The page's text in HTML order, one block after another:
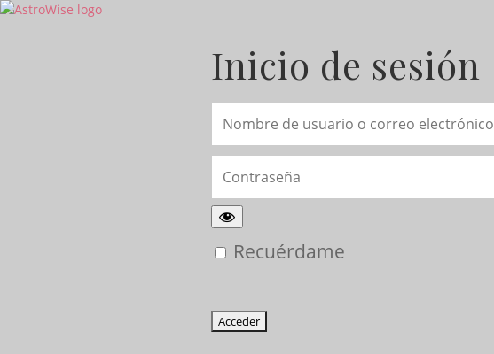
Inicio de sesión
Nombre de usuario o correo electrónico
Contraseña
Recuérdame